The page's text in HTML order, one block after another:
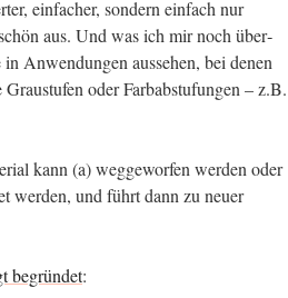
ein­fa­cher, son­dern ein­fach nur
aus. Und was ich mir noch über­
Anwen­dun­gen aus­se­hen, bei denen
oder Farb­ab­stu­fun­gen – z.B.
kann (a) weg­ge­wor­fen wer­den oder
wer­den, und führt dann zu neu­er
begrün­det: